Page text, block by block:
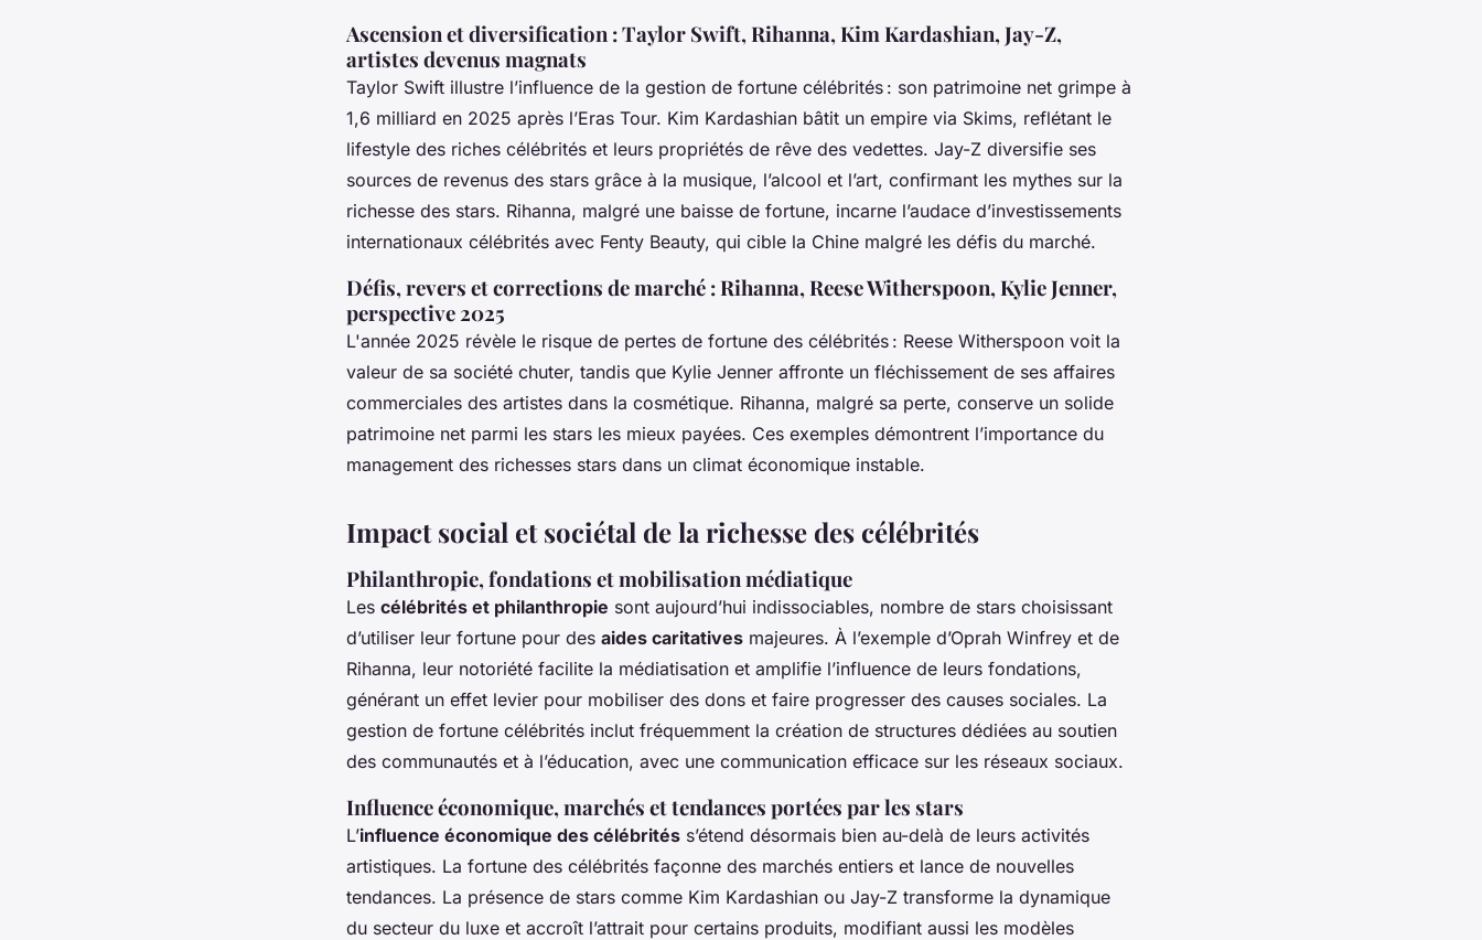
Ascension et diversification : Taylor Swift, Rihanna, Kim Kardashian, Jay-Z,
artistes devenus magnats
Taylor Swift illustre l’influence de la gestion de fortune célébrités : son patrimoine net grimpe à
1,6 milliard en 2025 après l’Eras Tour. Kim Kardashian bâtit un empire via Skims, reflétant le
lifestyle des riches célébrités et leurs propriétés de rêve des vedettes. Jay-Z diversifie ses
sources de revenus des stars grâce à la musique, l’alcool et l’art, confirmant les mythes sur la
richesse des stars. Rihanna, malgré une baisse de fortune, incarne l’audace d’investissements
internationaux célébrités avec Fenty Beauty, qui cible la Chine malgré les défis du marché.
Défis, revers et corrections de marché : Rihanna, Reese Witherspoon, Kylie Jenner,
perspective 2025
L'année 2025 révèle le risque de pertes de fortune des célébrités : Reese Witherspoon voit la
valeur de sa société chuter, tandis que Kylie Jenner affronte un fléchissement de ses affaires
commerciales des artistes dans la cosmétique. Rihanna, malgré sa perte, conserve un solide
patrimoine net parmi les stars les mieux payées. Ces exemples démontrent l’importance du
management des richesses stars dans un climat économique instable.
Impact social et sociétal de la richesse des célébrités
Philanthropie, fondations et mobilisation médiatique
Les célébrités et philanthropie sont aujourd’hui indissociables, nombre de stars choisissant
d’utiliser leur fortune pour des aides caritatives majeures. À l’exemple d’Oprah Winfrey et de
Rihanna, leur notoriété facilite la médiatisation et amplifie l’influence de leurs fondations,
générant un effet levier pour mobiliser des dons et faire progresser des causes sociales. La
gestion de fortune célébrités inclut fréquemment la création de structures dédiées au soutien
des communautés et à l’éducation, avec une communication efficace sur les réseaux sociaux.
Influence économique, marchés et tendances portées par les stars
L’influence économique des célébrités s’étend désormais bien au-delà de leurs activités
artistiques. La fortune des célébrités façonne des marchés entiers et lance de nouvelles
tendances. La présence de stars comme Kim Kardashian ou Jay-Z transforme la dynamique
du secteur du luxe et accroît l’attrait pour certains produits, modifiant aussi les modèles